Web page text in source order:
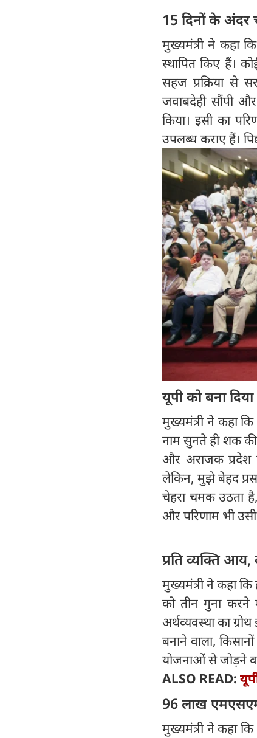
15 दिनों के अंदर
मुख्यमंत्री ने कहा
स्थापित किए हैं।
सहज प्रक्रिया से
जवाबदेही सौंपी
किया। इसी का
उपलब्ध कराए हैं।
यूपी को बना
मुख्यमंत्री ने कहा
नाम सुनते ही शक की
और अराजक प्रदेश
लेकिन, मुझे बेहद
चेहरा चमक उठता
और परिणाम भी
प्रति व्यक्ति आय,
मुख्यमंत्री ने कहा कि
को तीन गुना करने
अर्थव्यवस्था का
बनाने वाला,
योजनाओं से जोड़ने
ALSO READ:
96 लाख
मुख्यमंत्री ने कहा